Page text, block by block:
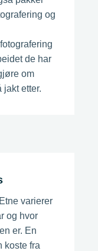
og
de har
om
jakt etter.
varierer
og hvor
er. En
koste fra